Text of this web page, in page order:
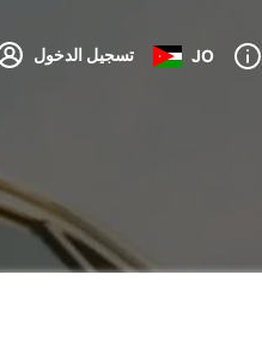
تسجيل الدخول JO